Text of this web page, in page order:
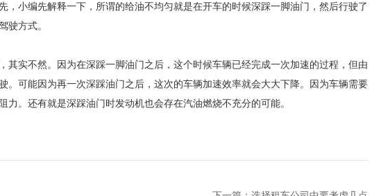
小编先解释一下，所谓的给油不均匀就是在开车的时候深踩一脚油门，然后行驶了
驶方式。
实不然。因为在深踩一脚油门之后，这个时候车辆已经完成一次加速的过程，但由
。可能因为再一次深踩油门之后，这次的车辆加速效率就会大大下降。因为车辆需要
。还有就是深踩油门时发动机也会存在汽油燃烧不充分的可能。